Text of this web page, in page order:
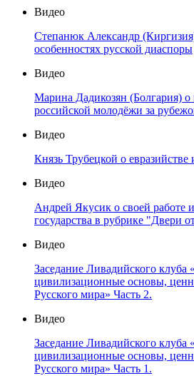
Видео
Степанюк Александр
особенностях русской диаспоры
Видео
Марина Дадикозян (Болгария) о
российской молодёжи за
Видео
Князь Трубецкой о евразийстве
Видео
Андрей Якусик о своей работе
государства в рубрике "Двери
Видео
Заседание Ливадийского клуба
цивилизационные основы,
Русского мира» Часть 2.
Видео
Заседание Ливадийского клуба
цивилизационные основы,
Русского мира» Часть 1.